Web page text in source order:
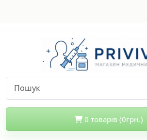
0 товарів (0грн.)